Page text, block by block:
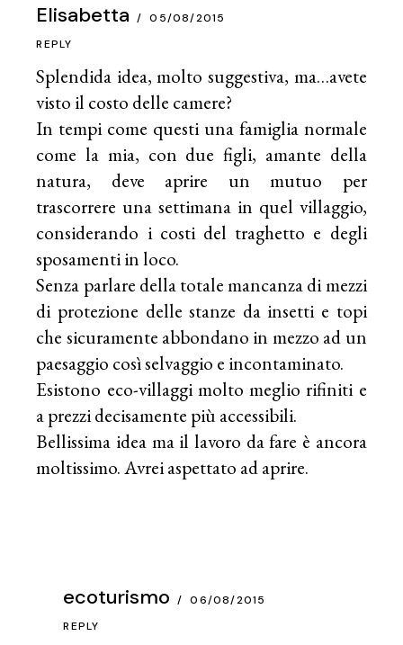
Elisabetta 05/08/2015
Splendida idea, molto suggestiva, ma…avete
visto il costo delle camere?
In tempi come questi una famiglia normale
come la mia, con due figli, amante della
natura, deve aprire un mutuo per
trascorrere una settimana in quel villaggio,
considerando i costi del traghetto e degli
sposamenti in loco.
Senza parlare della totale mancanza di mezzi
di protezione delle stanze da insetti e topi
che sicuramente abbondano in mezzo ad un
paesaggio così selvaggio e incontaminato.
Esistono eco-villaggi molto meglio rifiniti e
a prezzi decisamente più accessibili.
Bellissima idea ma il lavoro da fare è ancora
moltissimo. Avrei aspettato ad aprire.
REPLY
ecoturismo 06/08/2015
REPLY